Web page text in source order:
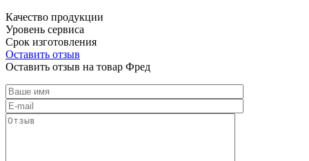
Качество продукции
Уровень сервиса
Срок изготовления
Оставить отзыв
Оставить отзыв на товар Фред